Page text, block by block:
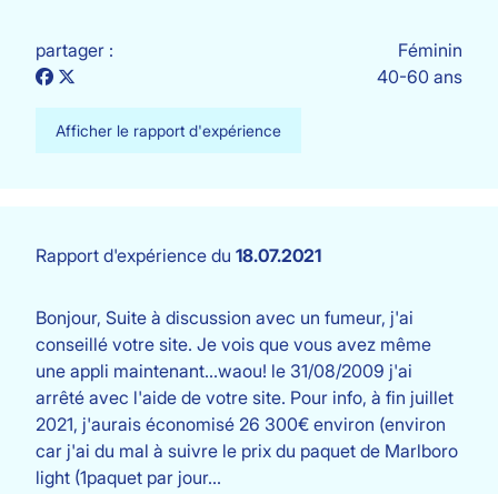
partager :
Afficher le rapport d'expérience
Féminin
40-60 ans
Rapport d'expérience du 18.07.2021
Bonjour, Suite à discussion avec un fumeur, j'ai
conseillé votre site. Je vois que vous avez même
une appli maintenant...waou! le 31/08/2009 j'ai
arrêté avec l'aide de votre site. Pour info, à fin juillet
2021, j'aurais économisé 26 300€ environ (environ
car j'ai du mal à suivre le prix du paquet de Marlboro
light (1paquet par jour…